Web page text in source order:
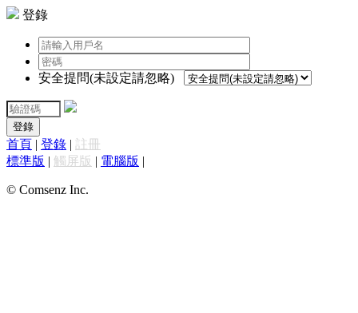
登錄
安全提問(未設定請忽略)
登錄
首頁 | 登錄 | 註冊
標準版 | 觸屏版 | 電腦版 |
© Comsenz Inc.